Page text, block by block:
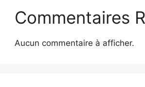
Commentaires
Aucun commentaire à afficher.